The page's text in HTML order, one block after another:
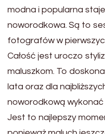
modna i popularna
noworodkowa. Są to
fotografów w
Całość jest uroczo
maluszkom. To
lata oraz dla
noworodkową wykonać
Jest to najlepszy